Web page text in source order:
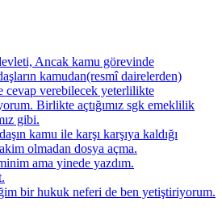
Ancak kamu görevinde
kamudan(resmî dairelerden)
cevap verebilecek yeterlilikte
Birlikte açtığımız sgk emeklilik
gibi.
kamu ile karşı karşıya kaldığı
olmadan dosya açma.
ama yinede yazdım.
bir hukuk neferi de ben yetiştiriyorum.